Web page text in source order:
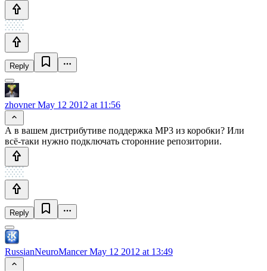
Reply
zhovnerMay 12 2012 at 11:56
А в вашем дистрибутиве поддержка MP3 из коробки? Или
всё-таки нужно подключать сторонние репозитории.
Reply
RussianNeuroMancerMay 12 2012 at 13:49